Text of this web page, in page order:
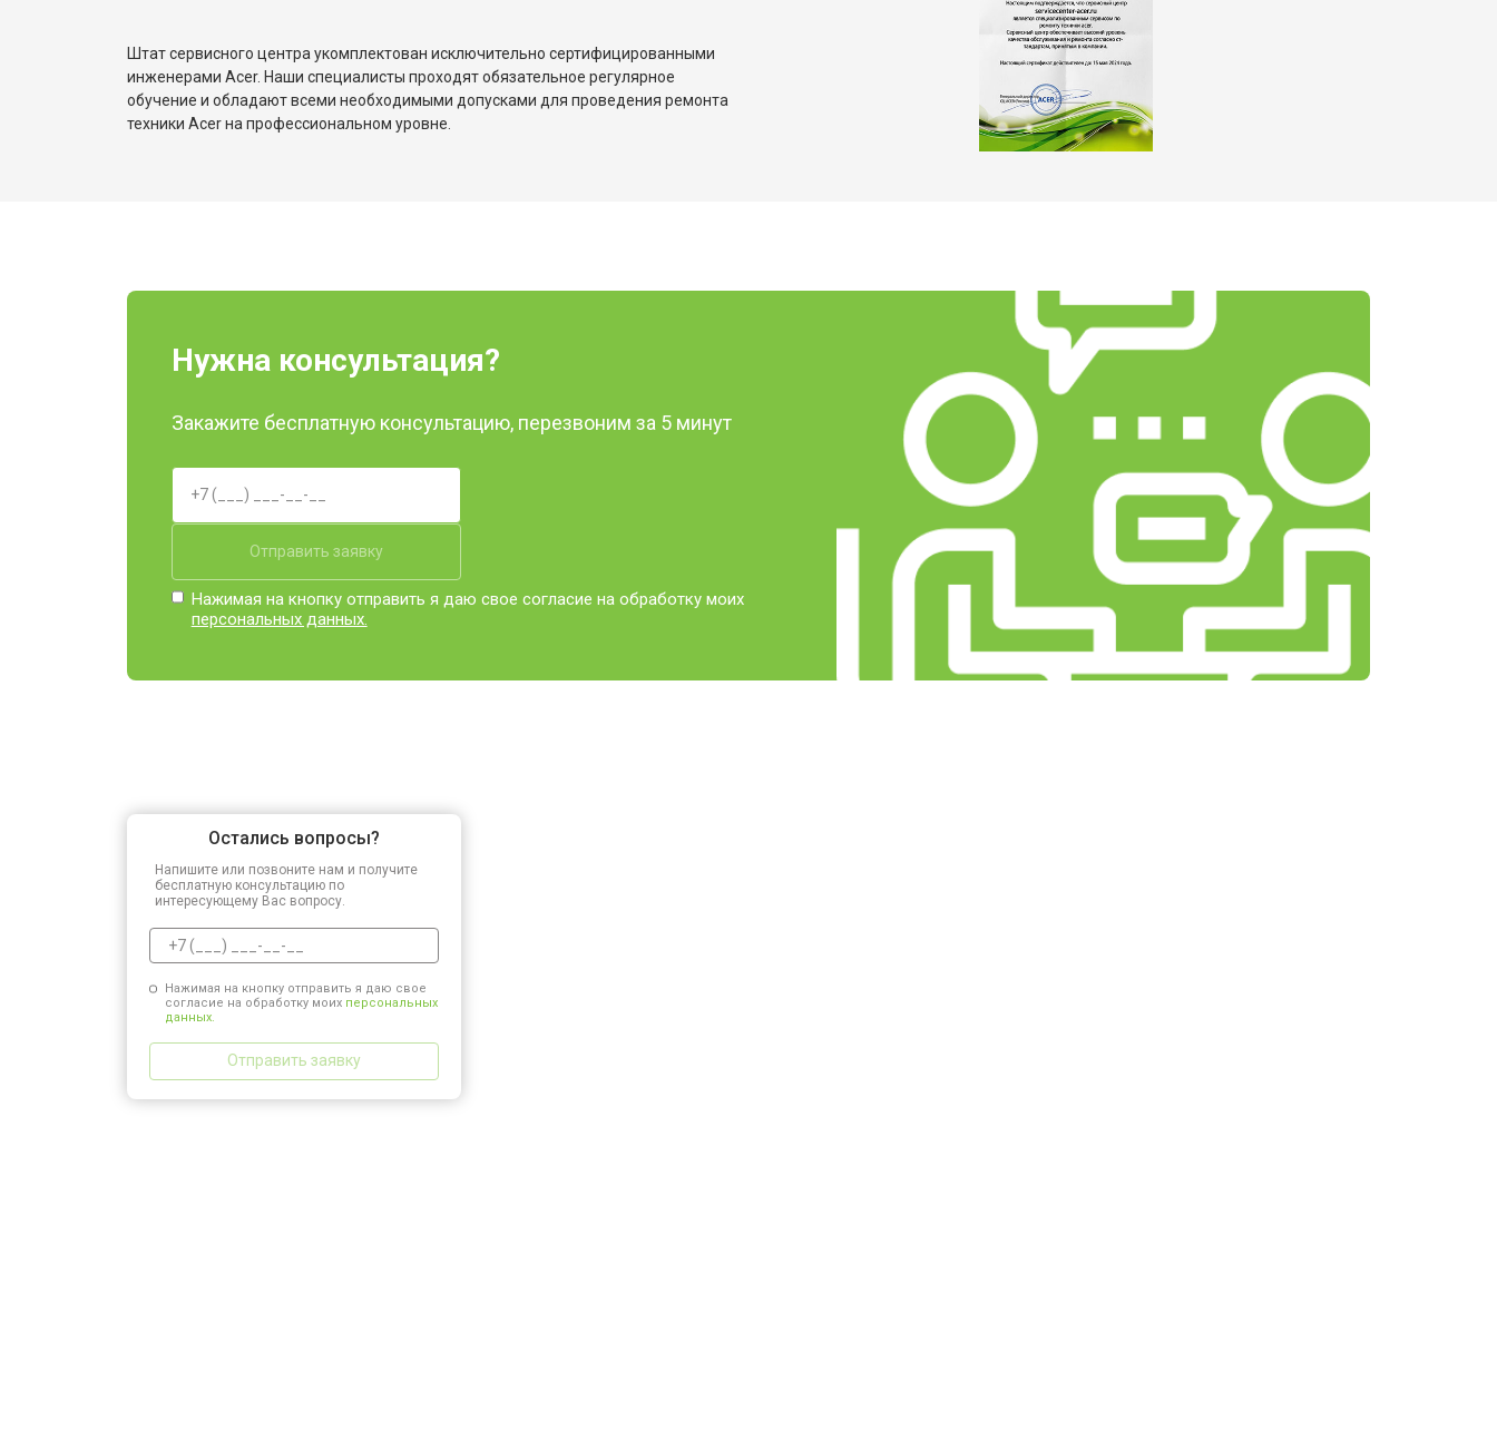
Штат сервисного центра укомплектован исключительно сертифицированными
инженерами Acer. Наши специалисты проходят обязательное регулярное
обучение и обладают всеми необходимыми допусками для проведения ремонта
техники Acer на профессиональном уровне.
Нужна консультация?
Закажите бесплатную консультацию, перезвоним за 5 минут
Отправить заявку
Нажимая на кнопку отправить я даю свое согласие на обработку моих
персональных данных.
Остались вопросы?
Напишите или позвоните нам и получите
бесплатную консультацию по
интересующему Вас вопросу.
Нажимая на кнопку отправить я даю свое
согласие на обработку моих персональных
данных.
Отправить заявку